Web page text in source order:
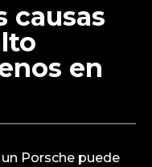
causas
en
Porsche puede